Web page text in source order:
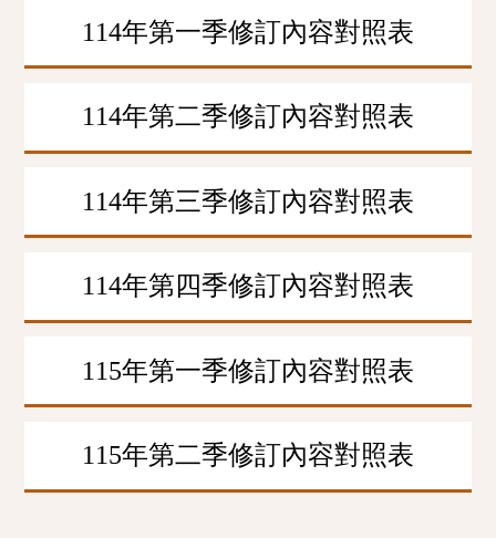
114年第一季修訂內容對照表
114年第二季修訂內容對照表
114年第三季修訂內容對照表
114年第四季修訂內容對照表
115年第一季修訂內容對照表
115年第二季修訂內容對照表